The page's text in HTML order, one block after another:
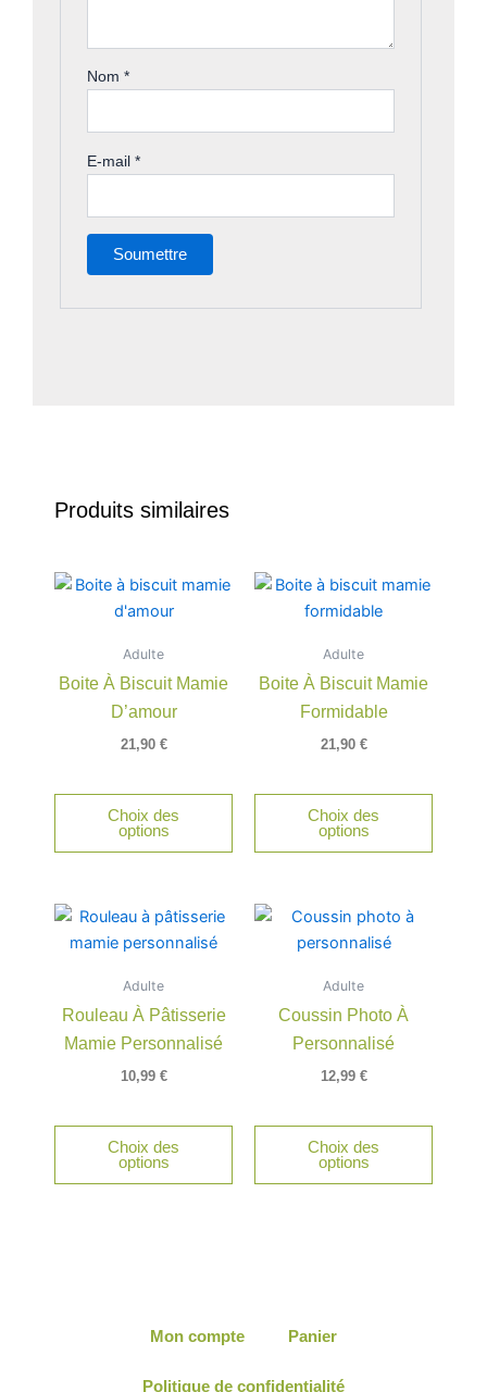
Nom*
E-mail*
Produits similaires
Adulte
Boite À Biscuit Mamie
D’amour
21,90 €
Choix des
options
Adulte
Boite À Biscuit Mamie
Formidable
21,90 €
Choix des
options
Adulte
Rouleau À Pâtisserie
Mamie Personnalisé
10,99 €
Choix des
options
Adulte
Coussin Photo À
Personnalisé
12,99 €
Choix des
options
Mon compte Panier
Politique de confidentialité